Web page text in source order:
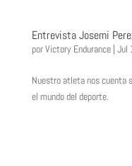
Entrevista Josemi
porVictory Endurance| Jul
Nuestro atleta nos cuenta
el mundo del deporte.